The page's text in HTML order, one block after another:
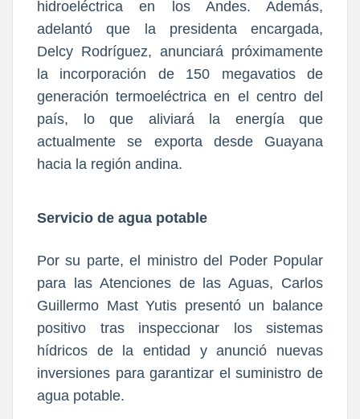
hidroeléctrica en los Andes. Además,
adelantó que la presidenta encargada,
Delcy Rodríguez, anunciará próximamente
la incorporación de 150 megavatios de
generación termoeléctrica en el centro del
país, lo que aliviará la energía que
actualmente se exporta desde Guayana
hacia la región andina.
Servicio de agua potable
Por su parte, el ministro del Poder Popular
para las Atenciones de las Aguas, Carlos
Guillermo Mast Yutis presentó un balance
positivo tras inspeccionar los sistemas
hídricos de la entidad y anunció nuevas
inversiones para garantizar el suministro de
agua potable.